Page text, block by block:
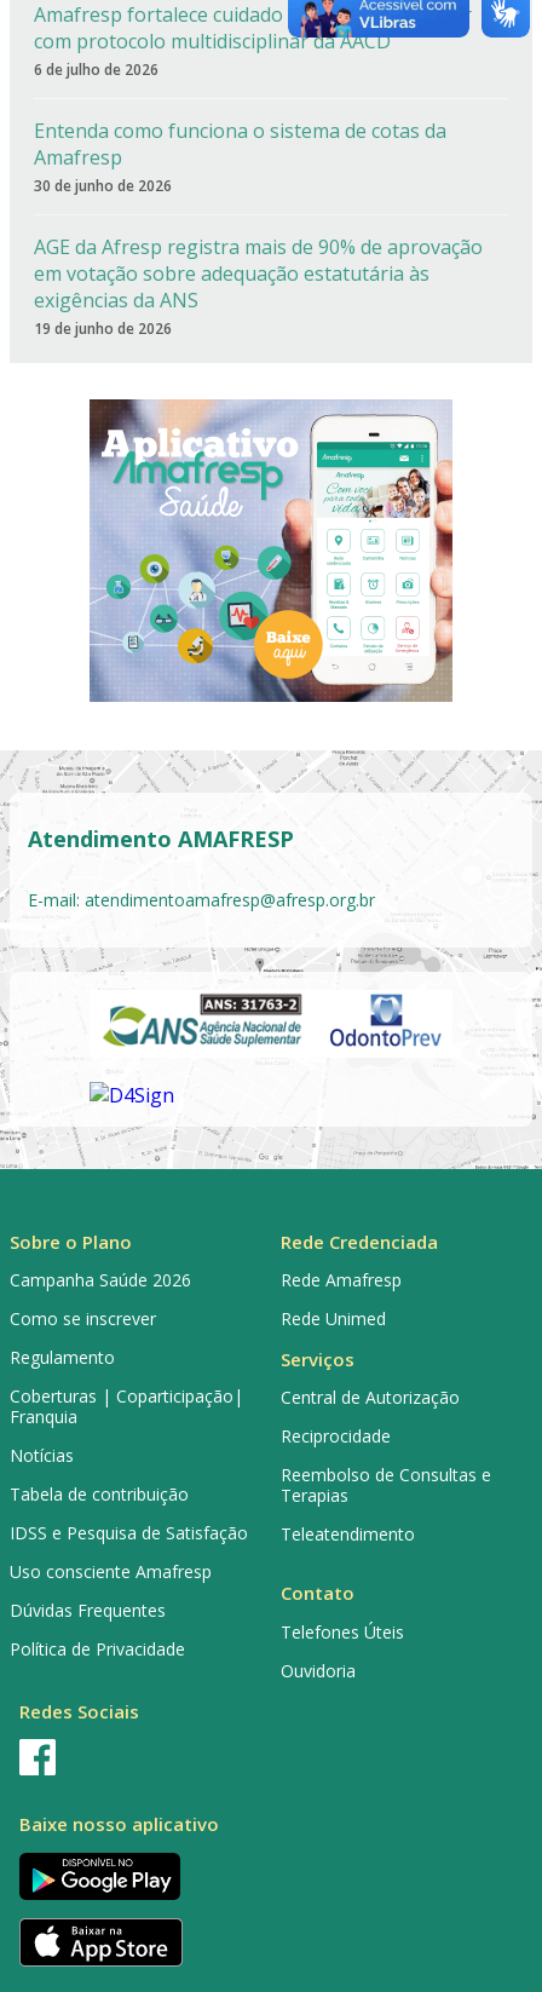
Amafresp fortalece cuidado especializado da dor
com protocolo multidisciplinar da AACD
6 de julho de 2026
Entenda como funciona o sistema de cotas da
Amafresp
30 de junho de 2026
AGE da Afresp registra mais de 90% de aprovação
em votação sobre adequação estatutária às
exigências da ANS
19 de junho de 2026
Atendimento AMAFRESP
E-mail: atendimentoamafresp@afresp.org.br
Sobre o Plano
Campanha Saúde 2026
Como se inscrever
Regulamento
Coberturas | Coparticipação|
Franquia
Notícias
Tabela de contribuição
IDSS e Pesquisa de Satisfação
Uso consciente Amafresp
Dúvidas Frequentes
Política de Privacidade
Rede Credenciada
Rede Amafresp
Rede Unimed
Serviços
Central de Autorização
Reciprocidade
Reembolso de Consultas e
Terapias
Teleatendimento
Contato
Telefones Úteis
Ouvidoria
Redes Sociais
Baixe nosso aplicativo